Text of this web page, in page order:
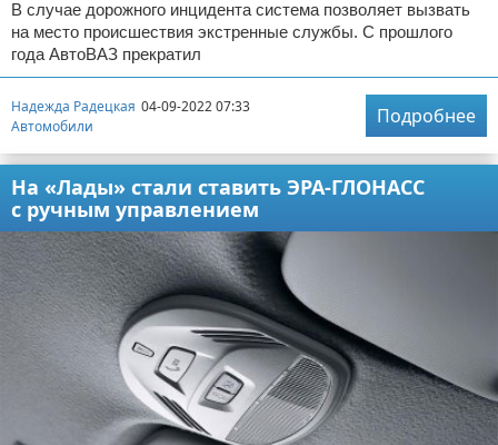
В случае дорожного инцидента система позволяет вызвать
на место происшествия экстренные службы. С прошлого
года АвтоВАЗ прекратил
Надежда Радецкая 04-09-2022 07:33
Автомобили
Подробнее
На «Лады» стали ставить ЭРА-ГЛОНАСС
с ручным управлением